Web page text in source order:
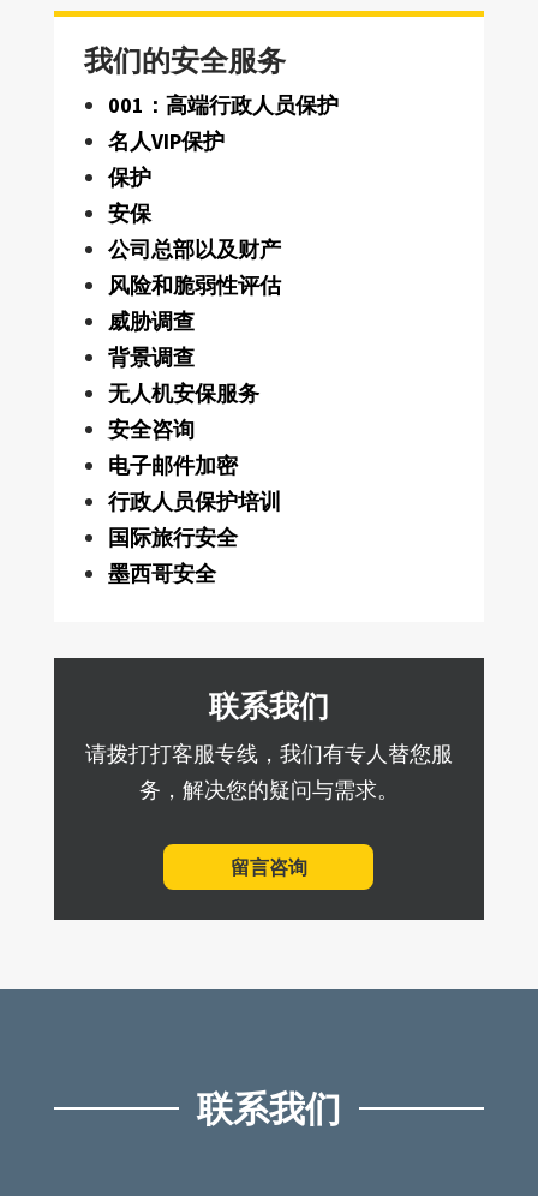
我们的安全服务
001：高端行政人员保护
名人VIP保护
保护
安保
公司总部以及财产
风险和脆弱性评估
威胁调查
背景调查
无人机安保服务
安全咨询
电子邮件加密
行政人员保护培训
国际旅行安全
墨西哥安全
联系我们
请拨打打客服专线，我们有专人替您服
务，解决您的疑问与需求。
留言咨询
联系我们